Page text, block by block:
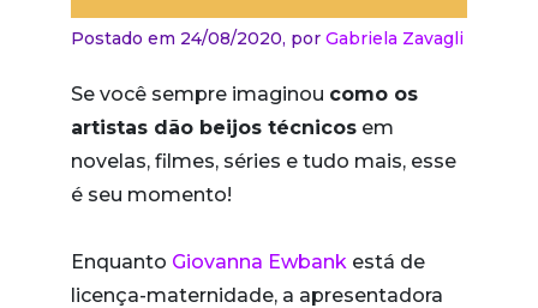
Postado em 24/08/2020, por Gabriela Zavagli
Se você sempre imaginou como os
artistas dão beijos técnicos em
novelas, filmes, séries e tudo mais, esse
é seu momento!
Enquanto Giovanna Ewbank está de
licença-maternidade, a apresentadora